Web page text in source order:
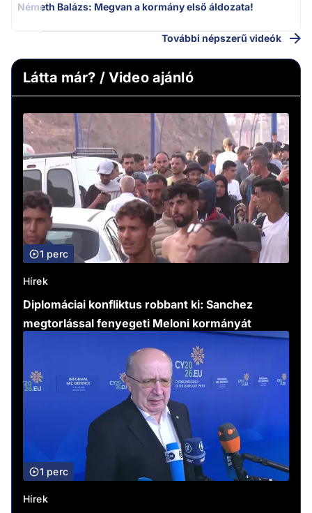
Németh Balázs: Megvan a kormány első áldozata!
További népszerű videók
Látta már? / Video ajánló
1 perc
Hírek
Diplomáciai konfliktus robbant ki: Sanchez
megtorlással fenyegeti Meloni kormányát
1 perc
Hírek